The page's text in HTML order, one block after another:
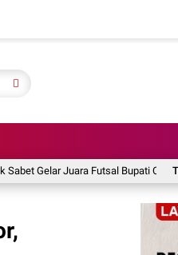
Gelar Juara Futsal Bupati Cup 2026